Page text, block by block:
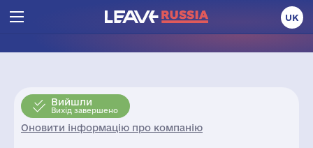
UK
Вийшли
Вихід завершено
Оновити інформацію про компанію